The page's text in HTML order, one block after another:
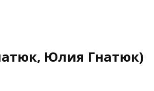
Юлия Гнатюк)